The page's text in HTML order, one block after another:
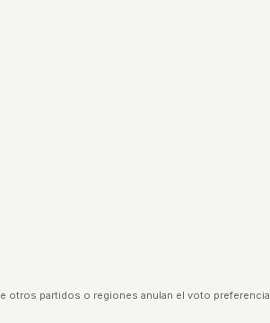
otros partidos o regiones anulan el voto